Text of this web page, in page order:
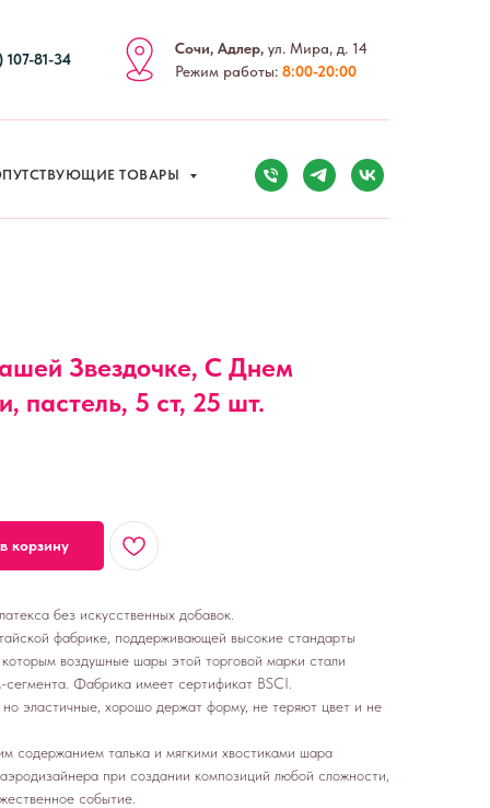
107-81-34
Сочи, Адлер, ул. Мира, д. 14
Режим работы: 8:00-20:00
ТОВАРЫ
Звездочке, С Днем
пастель, 5 ст, 25 шт.
корзину
без искусственных добавок.
фабрике, поддерживающей высокие стандарты
которым воздушные шары этой торговой марки стали
Фабрика имеет сертификат BSCI.
эластичные, хорошо держат форму, не теряют цвет и не
содержанием талька и мягкими хвостиками шара
при создании композиций любой сложности,
событие.